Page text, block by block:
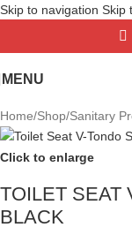
Skip to navigation Skip
MENU
Home/Shop/Sanitary
Click to enlarge
TOILET SEAT
BLACK